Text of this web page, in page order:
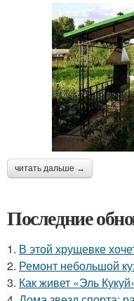
читать дальше →
Последние
1. В этой хрущевке
2. Ремонт небольшой
3. Как живет «Эль